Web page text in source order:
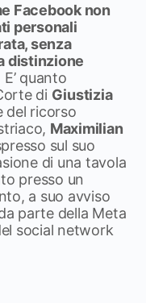
Facebook non
personali
senza
distinzione
E’ quanto
di Giustizia
del ricorso
Maximilian
sul suo
di una tavola
presso un
a suo avviso
parte della Meta
social network